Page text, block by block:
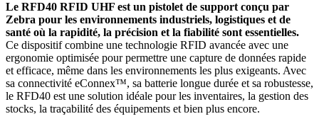
Le RFD40 RFID UHF est un pistolet de support conçu par
Zebra pour les environnements industriels, logistiques et de
santé où la rapidité, la précision et la fiabilité sont essentielles.
Ce dispositif combine une technologie RFID avancée avec une
ergonomie optimisée pour permettre une capture de données rapide
et efficace, même dans les environnements les plus exigeants. Avec
sa connectivité eConnex™, sa batterie longue durée et sa robustesse,
le RFD40 est une solution idéale pour les inventaires, la gestion des
stocks, la traçabilité des équipements et bien plus encore.